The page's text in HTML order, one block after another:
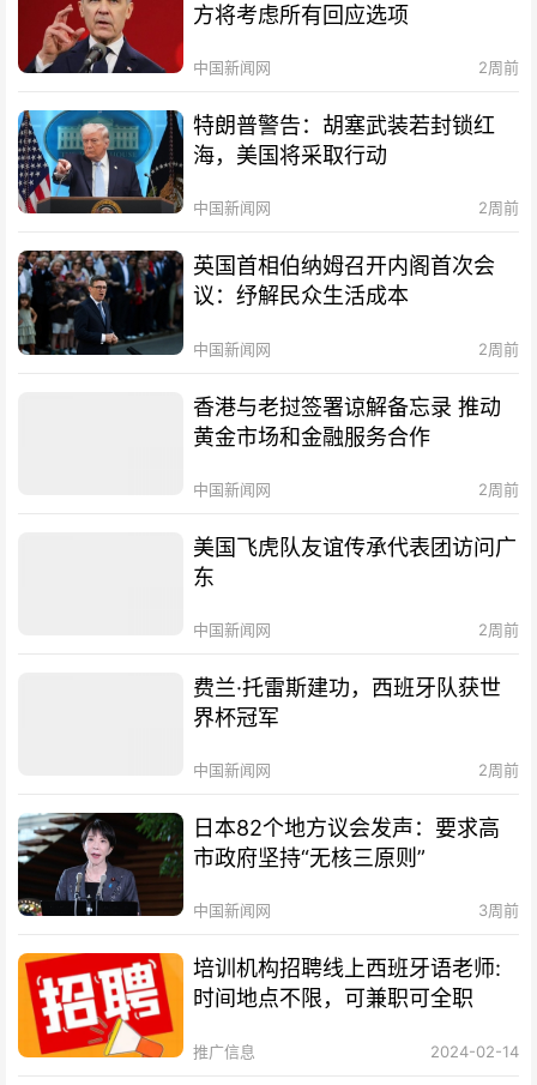
方将考虑所有回应选项
中国新闻网 2周前
特朗普警告：胡塞武装若封锁红
海，美国将采取行动
中国新闻网 2周前
英国首相伯纳姆召开内阁首次会
议：纾解民众生活成本
中国新闻网 2周前
香港与老挝签署谅解备忘录 推动
黄金市场和金融服务合作
中国新闻网 2周前
美国飞虎队友谊传承代表团访问广
东
中国新闻网 2周前
费兰·托雷斯建功，西班牙队获世
界杯冠军
中国新闻网 2周前
日本82个地方议会发声：要求高
市政府坚持“无核三原则”
中国新闻网 3周前
培训机构招聘线上西班牙语老师:
时间地点不限，可兼职可全职
推广信息 2024-02-14